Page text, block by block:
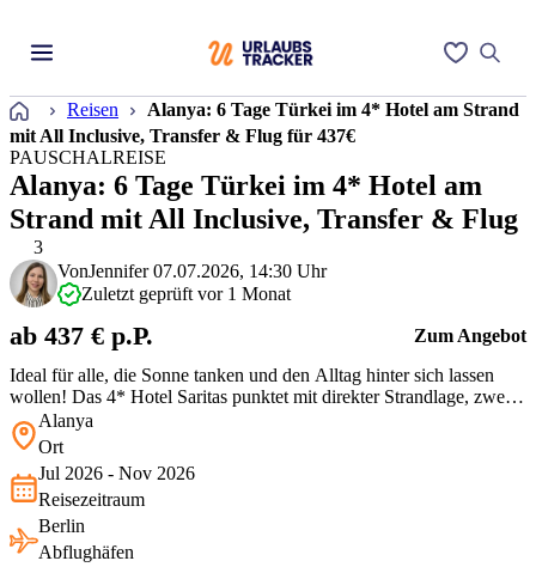
Startseite
Reisen
Alanya: 6 Tage Türkei im 4* Hotel am Strand
mit All Inclusive, Transfer & Flug für 437€
3
PAUSCHALREISE
Alanya: 6 Tage Türkei im 4* Hotel am
Strand mit All Inclusive, Transfer & Flug
Ideal für alle, die Sonne tanken und den Alltag hinter sich lassen
wollen! Das 4* Hotel Saritas punktet mit direkter Strandlage, zwei
Pools mit Rutschen und zentraler Lage in Alanya. Für eine Woche
mit All Inclusive, Flug und Transfer ist das ein echtes Schnäppchen.
VonJennifer 07.07.2026, 14:30 Uhr
Zuletzt geprüft vor 1 Monat
ab 437 € p.P. Zum Angebot
Alanya
Ort
Jul 2026 - Nov 2026
Reisezeitraum
Berlin
Abflughäfen